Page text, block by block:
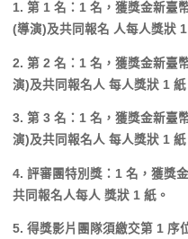
1. 第 1 名：1 名，獲獎金新臺
(導演)及共同報名 人每人獎狀 1
2. 第 2 名：1 名，獲獎金新臺
演)及共同報名人 每人獎狀 1 紙
3. 第 3 名：1 名，獲獎金新臺
演)及共同報名人 每人獎狀 1 紙
4. 評審團特別獎：1 名，獲獎
共同報名人每人 獎狀 1 紙。
5. 得獎影片團隊須繳交第 1 序